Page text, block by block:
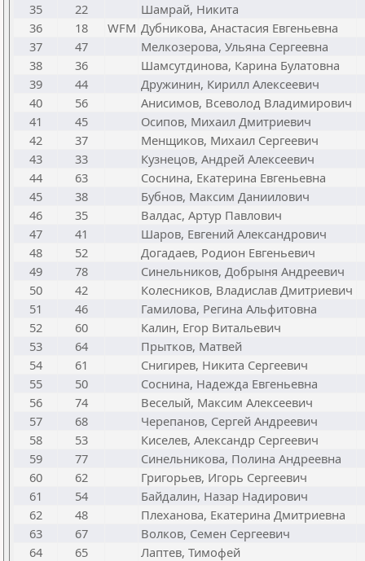
35
22
Шамрай, Никита
36
18 WFM Дубникова, Анастасия Евгеньевна
37
47 Мелкозерова, Ульяна Сергеевна
38
36 Шамсутдинова, Карина Булатовна
39
44
Дружинин, Кирилл Алексеевич
40
56
Анисимов, Всеволод Владимирович
41
45
Осипов, Михаил Дмитриевич
42
37
Менщиков, Михаил Сергеевич
43
33
Кузнецов, Андрей Алексеевич
44
63 Соснина, Екатерина Евгеньевна
45
38
Бубнов, Максим Даниилович
46
35
Валдас, Артур Павлович
47
41
Шаров, Евгений Александрович
48
52
Догадаев, Родион Евгеньевич
49
78
Синельников, Добрыня Андреевич
50
42
Колесников, Владислав Дмитриевич
51
46 Гамилова, Регина Альфитовна
52
60
Калин, Егор Витальевич
53
64
Прытков, Матвей
54
61
Снигирев, Никита Сергеевич
55
50 Соснина, Надежда Евгеньевна
56
74
Веселый, Максим Алексеевич
57
68
Черепанов, Сергей Андреевич
58
53
Киселев, Александр Сергеевич
59
77 Синельникова, Полина Андреевна
60
62
Григорьев, Игорь Сергеевич
61
54
Байдалин, Назар Надирович
62
48 Плеханова, Екатерина Дмитриевна
63
67
Волков, Семен Сергеевич
64
65
Лаптев, Тимофей